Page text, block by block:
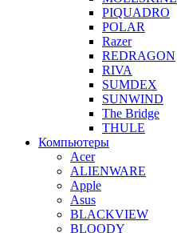
PIQUADRO
POLAR
Razer
REDRAGON
RIVA
SUMDEX
SUNWIND
The Bridge
THULE
Компьютеры
Acer
ALIENWARE
Apple
Asus
BLACKVIEW
BLOODY